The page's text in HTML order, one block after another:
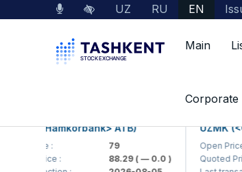
UZ RU EN
Main
Corporate
Company
(<Hamkorbank> ATB)
88.29( — 0.0 )
UZMK
Open Price :
Quoted Price :